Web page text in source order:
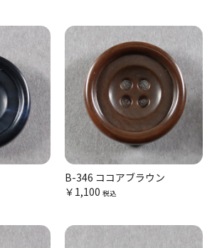
B-346 ココアブラウン
￥1,100 税込